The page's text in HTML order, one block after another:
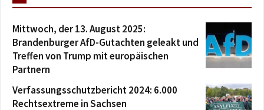
Mittwoch, der 13. August 2025:
Brandenburger AfD-Gutachten geleakt und
Treffen von Trump mit europäischen
Partnern
Verfassungsschutzbericht 2024: 6.000
Rechtsextreme in Sachsen